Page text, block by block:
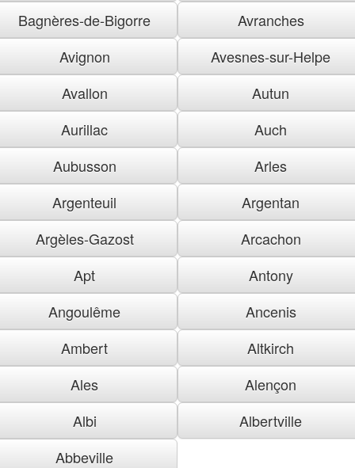
Bagnères-de-Bigorre
Avranches
Avignon
Avesnes-sur-Helpe
Avallon
Autun
Aurillac
Auch
Aubusson
Arles
Argenteuil
Argentan
Argèles-Gazost
Arcachon
Apt
Antony
Angoulême
Ancenis
Ambert
Altkirch
Ales
Alençon
Albi
Albertville
Abbeville